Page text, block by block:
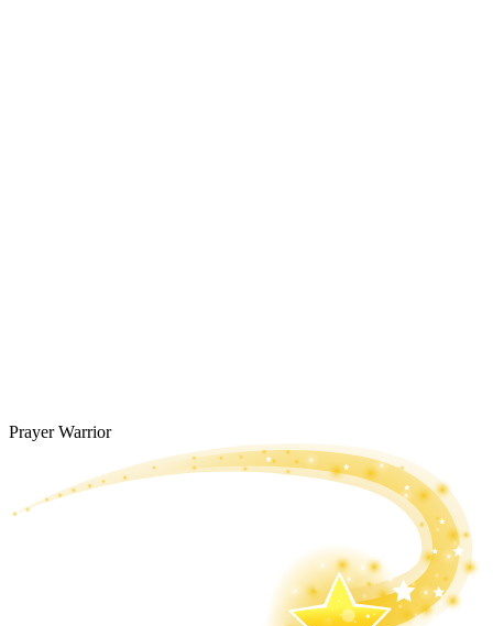
Prayer Warrior